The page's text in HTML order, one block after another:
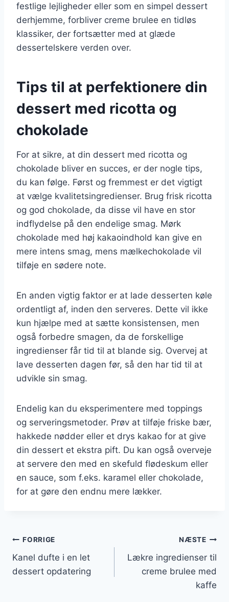
festlige lejligheder eller som en simpel dessert
derhjemme, forbliver creme brulee en tidløs
klassiker, der fortsætter med at glæde
dessertelskere verden over.
Tips til at perfektionere din
dessert med ricotta og
chokolade
For at sikre, at din dessert med ricotta og
chokolade bliver en succes, er der nogle tips,
du kan følge. Først og fremmest er det vigtigt
at vælge kvalitetsingredienser. Brug frisk ricotta
og god chokolade, da disse vil have en stor
indflydelse på den endelige smag. Mørk
chokolade med høj kakaoindhold kan give en
mere intens smag, mens mælkechokolade vil
tilføje en sødere note.
En anden vigtig faktor er at lade desserten køle
ordentligt af, inden den serveres. Dette vil ikke
kun hjælpe med at sætte konsistensen, men
også forbedre smagen, da de forskellige
ingredienser får tid til at blande sig. Overvej at
lave desserten dagen før, så den har tid til at
udvikle sin smag.
Endelig kan du eksperimentere med toppings
og serveringsmetoder. Prøv at tilføje friske bær,
hakkede nødder eller et drys kakao for at give
din dessert et ekstra pift. Du kan også overveje
at servere den med en skefuld flødeskum eller
en sauce, som f.eks. karamel eller chokolade,
for at gøre den endnu mere lækker.
Indlægsnavigation
FORRIGE
Kanel dufte i en let
dessert opdatering
NÆSTE
Lækre ingredienser til
creme brulee med
kaffe